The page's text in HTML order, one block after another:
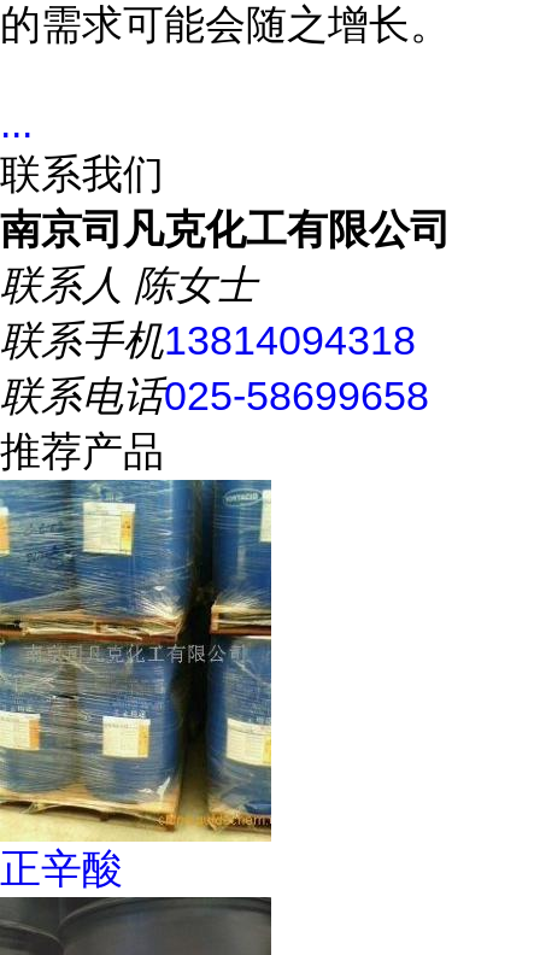
的需求可能会随之增长。
...
联系我们
南京司凡克化工有限公司
联系人 陈女士
联系手机13814094318
联系电话025-58699658
推荐产品
正辛酸